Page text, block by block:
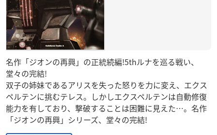
名作「ジオンの再興」の正統続編!5thルナを巡る戦い、
堂々の完結!
双子の姉妹であるアリスを失った怒りを力に変え、エクス
ペルテンに挑むテレス。しかしエクスペルテンは自動修復
能力を有しており、撃破することは困難に見えた…。名作
「ジオンの再興」シリーズ、堂々の完結!